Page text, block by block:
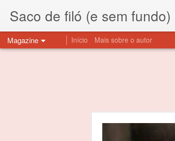
Saco de filó (e sem fundo)
Magazine Início Mais sobre o autor